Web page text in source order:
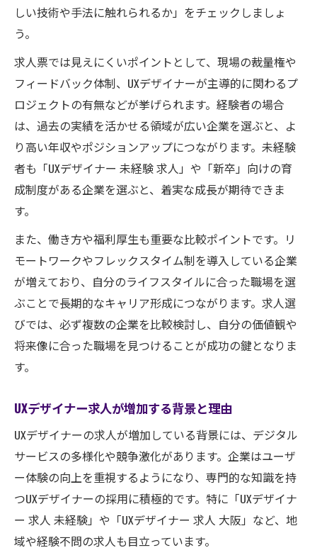
求人情報と現場のギャップをなくすチェッ
求人比較で見るUXデザイナー年収の傾向
求人を比較してわかるUXデザイナー年収の
実態
UXデザイナー求人から読み解く月収と年収
相場
求人情報から見る経験別UXデザイナーの収
入差
UXデザイナー求人と平均年収の関係を解説
実務未経験でも挑戦できるUX求人条件とは
求人票に見る未経験可UXデザイナーの条件
未経験からUXデザイナー求人を探すポイン
ト
実務未経験者が求人で評価される方法とは
求人比較で見つけるチャレンジしやすい職
場
しい技術や手法に触れられるか」をチェックしましょ
う。
求人票では見えにくいポイントとして、現場の裁量権や
フィードバック体制、UXデザイナーが主導的に関わるプ
ロジェクトの有無などが挙げられます。経験者の場合
は、過去の実績を活かせる領域が広い企業を選ぶと、よ
り高い年収やポジションアップにつながります。未経験
者も「UXデザイナー 未経験 求人」や「新卒」向けの育
成制度がある企業を選ぶと、着実な成長が期待できま
す。
また、働き方や福利厚生も重要な比較ポイントです。リ
モートワークやフレックスタイム制を導入している企業
が増えており、自分のライフスタイルに合った職場を選
ぶことで長期的なキャリア形成につながります。求人選
びでは、必ず複数の企業を比較検討し、自分の価値観や
将来像に合った職場を見つけることが成功の鍵となりま
す。
UXデザイナー求人が増加する背景と理由
UXデザイナーの求人が増加している背景には、デジタル
サービスの多様化や競争激化があります。企業はユーザ
ー体験の向上を重視するようになり、専門的な知識を持
つUXデザイナーの採用に積極的です。特に「UXデザイナ
ー 求人 未経験」や「UXデザイナー 求人 大阪」など、地
域や経験不問の求人も目立っています。